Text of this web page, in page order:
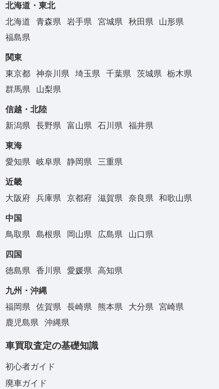
北海道・東北
北海道
青森県 岩手県 宮城県 秋田県
山形県
福島県
関東
東京都
神奈川県 埼玉県 千葉県 茨城県
栃木県
群馬県
山梨県
信越・北陸
新潟県
長野県 富山県 石川県 福井県
東海
愛知県
岐阜県 静岡県 三重県
近畿
大阪府
兵庫県 京都府 滋賀県 奈良県 和歌山県
中国
鳥取県
島根県 岡山県 広島県 山口県
四国
徳島県
香川県 愛媛県 高知県
九州・沖縄
福岡県
佐賀県 長崎県 熊本県 大分県
宮崎県
鹿児島県
沖縄県
車買取査定の基礎知識
初心者ガイド
廃車ガイド